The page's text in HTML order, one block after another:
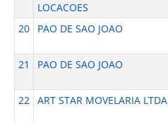
LOCACOES
20
PAO DE SAO JOAO
21
PAO DE SAO JOAO
22 ART STAR MOVELARIA LTDA